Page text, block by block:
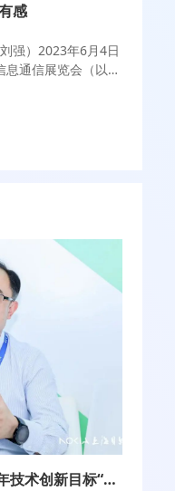
感
强）2023年6月4日
通信展览会（以下
返回山西太原的动
。
诺基亚贝尔常疆详解未来十年技术创新目标“6CM”：6G、CFN和Metaverse